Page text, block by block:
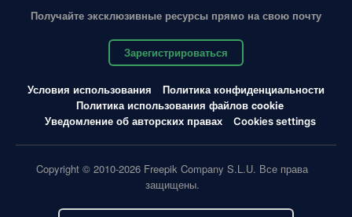
Получайте эксклюзивные ресурсы прямо на свою почту
Зарегистрироваться
Условия использования
Политика конфиденциальности
Политика использования файлов cookie
Уведомление об авторских правах
Cookies settings
Copyright © 2010-2026 Freepik Company S.L.U. Все права
защищены.